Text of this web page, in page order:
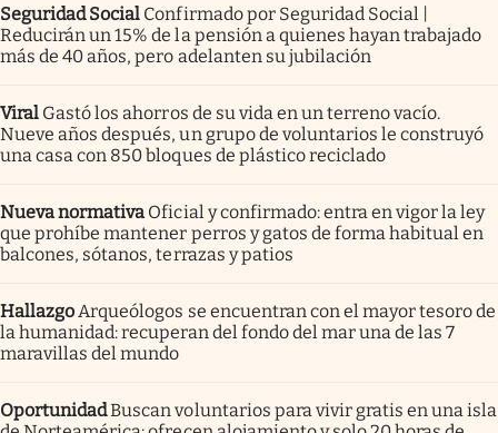
Seguridad Social Confirmado por Seguridad Social |
Reducirán un 15% de la pensión a quienes hayan trabajado
más de 40 años, pero adelanten su jubilación
Viral Gastó los ahorros de su vida en un terreno vacío.
Nueve años después, un grupo de voluntarios le construyó
una casa con 850 bloques de plástico reciclado
Nueva normativa Oficial y confirmado: entra en vigor la ley
que prohíbe mantener perros y gatos de forma habitual en
balcones, sótanos, terrazas y patios
Hallazgo Arqueólogos se encuentran con el mayor tesoro de
la humanidad: recuperan del fondo del mar una de las 7
maravillas del mundo
OportunidadBuscan voluntarios para vivir gratis en una isla